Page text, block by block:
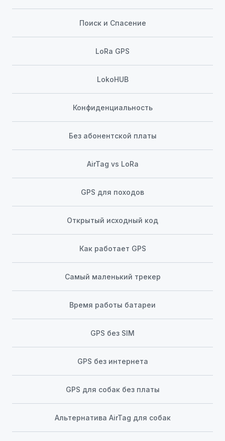
Поиск и Спасение
LoRa GPS
LokoHUB
Конфиденциальность
Без абонентской платы
AirTag vs LoRa
GPS для походов
Открытый исходный код
Как работает GPS
Самый маленький трекер
Время работы батареи
GPS без SIM
GPS без интернета
GPS для собак без платы
Альтернатива AirTag для собак